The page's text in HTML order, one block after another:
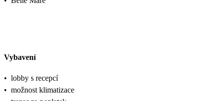
Vybavení
• lobby s recepcí
• možnost klimatizace